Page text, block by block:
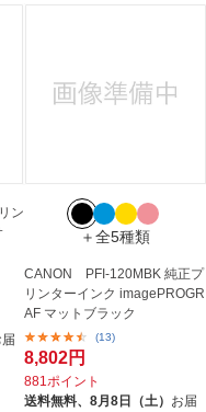
ン
＋全5種類
CANON PFI-120MBK 純正プ
リンターインク imagePROGR
AF マットブラック
(13)
8,802円
881ポイント
送料無料、8月8日（土） お届